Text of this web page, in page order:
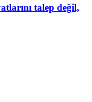
talep değil,